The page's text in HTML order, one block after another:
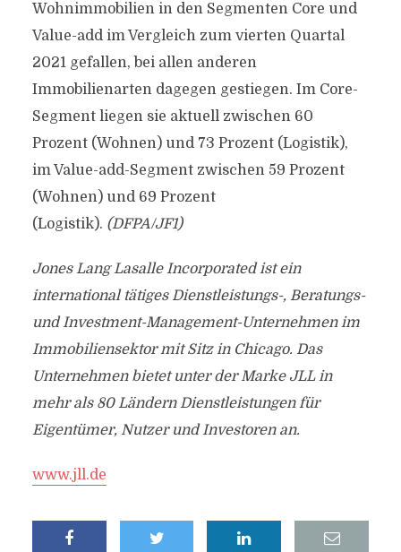
Wohnimmobilien in den Segmenten Core und
Value-add im Vergleich zum vierten Quartal
2021 gefallen, bei allen anderen
Immobilienarten dagegen gestiegen. Im Core-
Segment liegen sie aktuell zwischen 60
Prozent (Wohnen) und 73 Prozent (Logistik),
im Value-add-Segment zwischen 59 Prozent
(Wohnen) und 69 Prozent
(Logistik). (DFPA/JF1)
Jones Lang Lasalle Incorporated ist ein
international tätiges Dienstleistungs-, Beratungs-
und Investment-Management-Unternehmen im
Immobiliensektor mit Sitz in Chicago. Das
Unternehmen bietet unter der Marke JLL in
mehr als 80 Ländern Dienstleistungen für
Eigentümer, Nutzer und Investoren an.
www.jll.de